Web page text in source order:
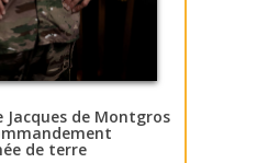
Jacques de Montgros
de terre